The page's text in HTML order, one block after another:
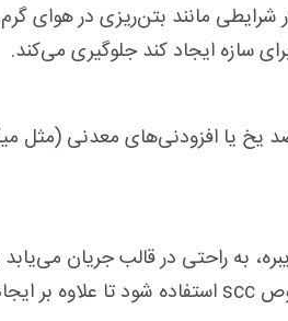
مانند بتن‌ریزی در هوای
سازه ایجاد کند جلوگیری می‌کند.
یخ یا افزودنی‌های معدنی (مثل
به راحتی در قالب جریان می‌یابد